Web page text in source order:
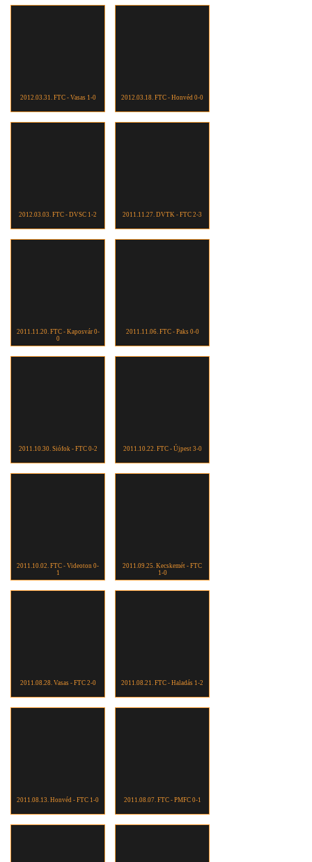
2012.03.31. FTC - Vasas 1-0 2012.03.18. FTC - Honvéd 0-0
2012.03.03. FTC - DVSC 1-2 2011.11.27. DVTK - FTC 2-3
2011.11.20. FTC - Kaposvár 0-
0
2011.11.06. FTC - Paks 0-0
2011.10.30. Siófok - FTC 0-2 2011.10.22. FTC - Újpest 3-0
2011.10.02. FTC - Videoton 0-
1
2011.09.25. Kecskemét - FTC
1-0
2011.08.28. Vasas - FTC 2-0 2011.08.21. FTC - Haladás 1-2
2011.08.13. Honvéd - FTC 1-0 2011.08.07. FTC - PMFC 0-1